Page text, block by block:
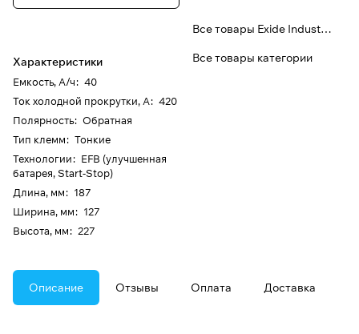
Характеристики
Емкость, А/ч: 40
Ток холодной прокрутки, А: 420
Полярность: Обратная
Тип клемм: Тонкие
Технологии: EFB (улучшенная
батарея, Start-Stop)
Длина, мм: 187
Ширина, мм: 127
Высота, мм: 227
Все товары Exide Industries
Все товары категории
Описание Отзывы Оплата Доставка